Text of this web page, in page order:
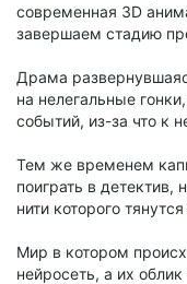
современная 3D
завершаем стадию
Драма
на нелегальные
событий, из-за что к
Тем же временем
поиграть в детектив,
нити которого
Мир в котором
нейросеть, а их